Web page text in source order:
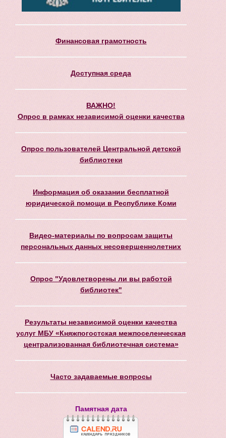
Финансовая грамотность
Доступная среда
ВАЖНО!
Опрос в рамках независимой оценки качества
Опрос пользователей Центральной детской
библиотеки
Информация об оказании бесплатной
юридической помощи в Республике Коми
Видео-материалы по вопросам защиты
персональных данных несовершеннолетних
Опрос "Удовлетворены ли вы работой
библиотек"
Результаты независимой оценки качества
услуг МБУ «Княжпогостская межпоселенческая
централизованная библиотечная система»
Часто задаваемые вопросы
Памятная дата